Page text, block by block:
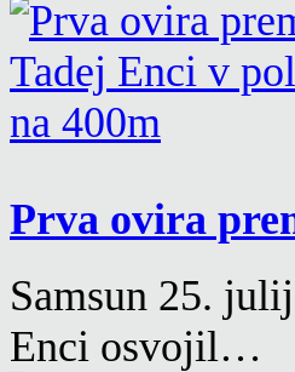
Prva ovira
Samsun 25.
Enci osvojil…